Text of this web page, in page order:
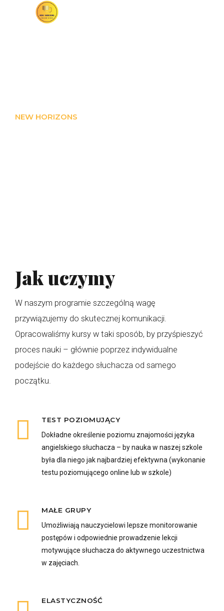
NEW HORIZONS
Jak uczymy
W naszym programie szczególną wagę
przywiązujemy do skutecznej komunikacji.
Opracowaliśmy kursy w taki sposób, by przyśpieszyć
proces nauki – głównie poprzez indywidualne
podejście do każdego słuchacza od samego
początku.
TEST POZIOMUJĄCY
Dokładne określenie poziomu znajomości języka
angielskiego słuchacza – by nauka w naszej szkole
była dla niego jak najbardziej efektywna (wykonanie
testu poziomującego online lub w szkole)
MAŁE GRUPY
Umożliwiają nauczycielowi lepsze monitorowanie
postępów i odpowiednie prowadzenie lekcji
motywujące słuchacza do aktywnego uczestnictwa
w zajęciach.
ELASTYCZNOŚĆ